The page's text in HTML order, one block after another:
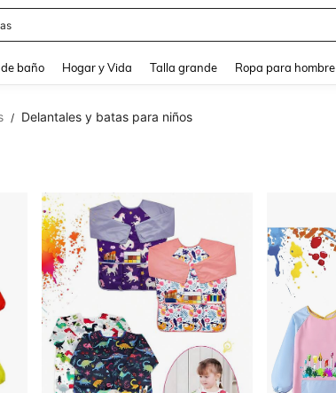
baño Hogar y Vida Talla grande Ropa para hombre
/ Delantales y batas para niños